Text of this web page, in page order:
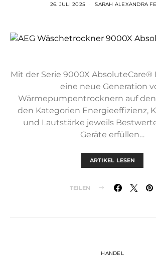
26. JULI 2025 SARAH ALEXANDRA
Mit der Serie 9000X AbsoluteCare®
eine neue Generation
Wärmepumpentrocknern auf
den Kategorien Energieeffizienz,
und Lautstärke jeweils
Geräte erfüllen…
ARTIKEL LESEN
TEILEN
HANDEL